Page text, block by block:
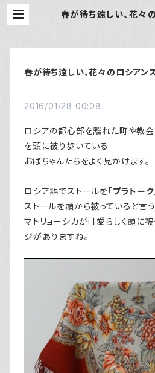
春が待ち遠しい、花々
春が待ち遠しい、花々のロシアン
2016/01/28 00:08
ロシアの都心部を離れた町や教会
を頭に被り歩いている
おばちゃんたちをよく見かけます。
ロシア語でストールを「プラトーク
ストールを頭から被っていると言う
マトリョーシカが可愛らしく頭に
ジがありますね。